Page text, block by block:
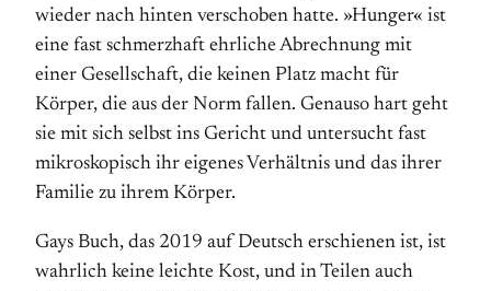
wieder nach hinten verschoben hatte. »Hunger« ist
eine fast schmerzhaft ehrliche Abrechnung mit
einer Gesell­schaft, die keinen Platz macht für
Körper, die aus der Norm fallen. Genauso hart geht
sie mit sich selbst ins Gericht und untersucht fast
mikros­kopisch ihr eigenes Verhältnis und das ihrer
Familie zu ihrem Körper.
Gays Buch, das 2019 auf Deutsch erschienen ist, ist
wahrlich keine leichte Kost, und in Teilen auch